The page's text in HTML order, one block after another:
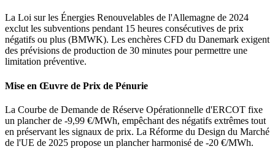
La Loi sur les Énergies Renouvelables de l'Allemagne de 2024
exclut les subventions pendant 15 heures consécutives de prix
négatifs ou plus (BMWK). Les enchères CFD du Danemark exigent
des prévisions de production de 30 minutes pour permettre une
limitation préventive.
Mise en Œuvre de Prix de Pénurie
La Courbe de Demande de Réserve Opérationnelle d'ERCOT fixe
un plancher de -9,99 €/MWh, empêchant des négatifs extrêmes tout
en préservant les signaux de prix. La Réforme du Design du Marché
de l'UE de 2025 propose un plancher harmonisé de -20 €/MWh.